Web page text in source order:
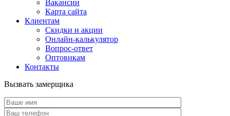
Вакансии
Карта сайта
Клиентам
Скидки и акции
Онлайн-калькулятор
Вопрос-ответ
Оптовикам
Контакты
Вызвать замерщика